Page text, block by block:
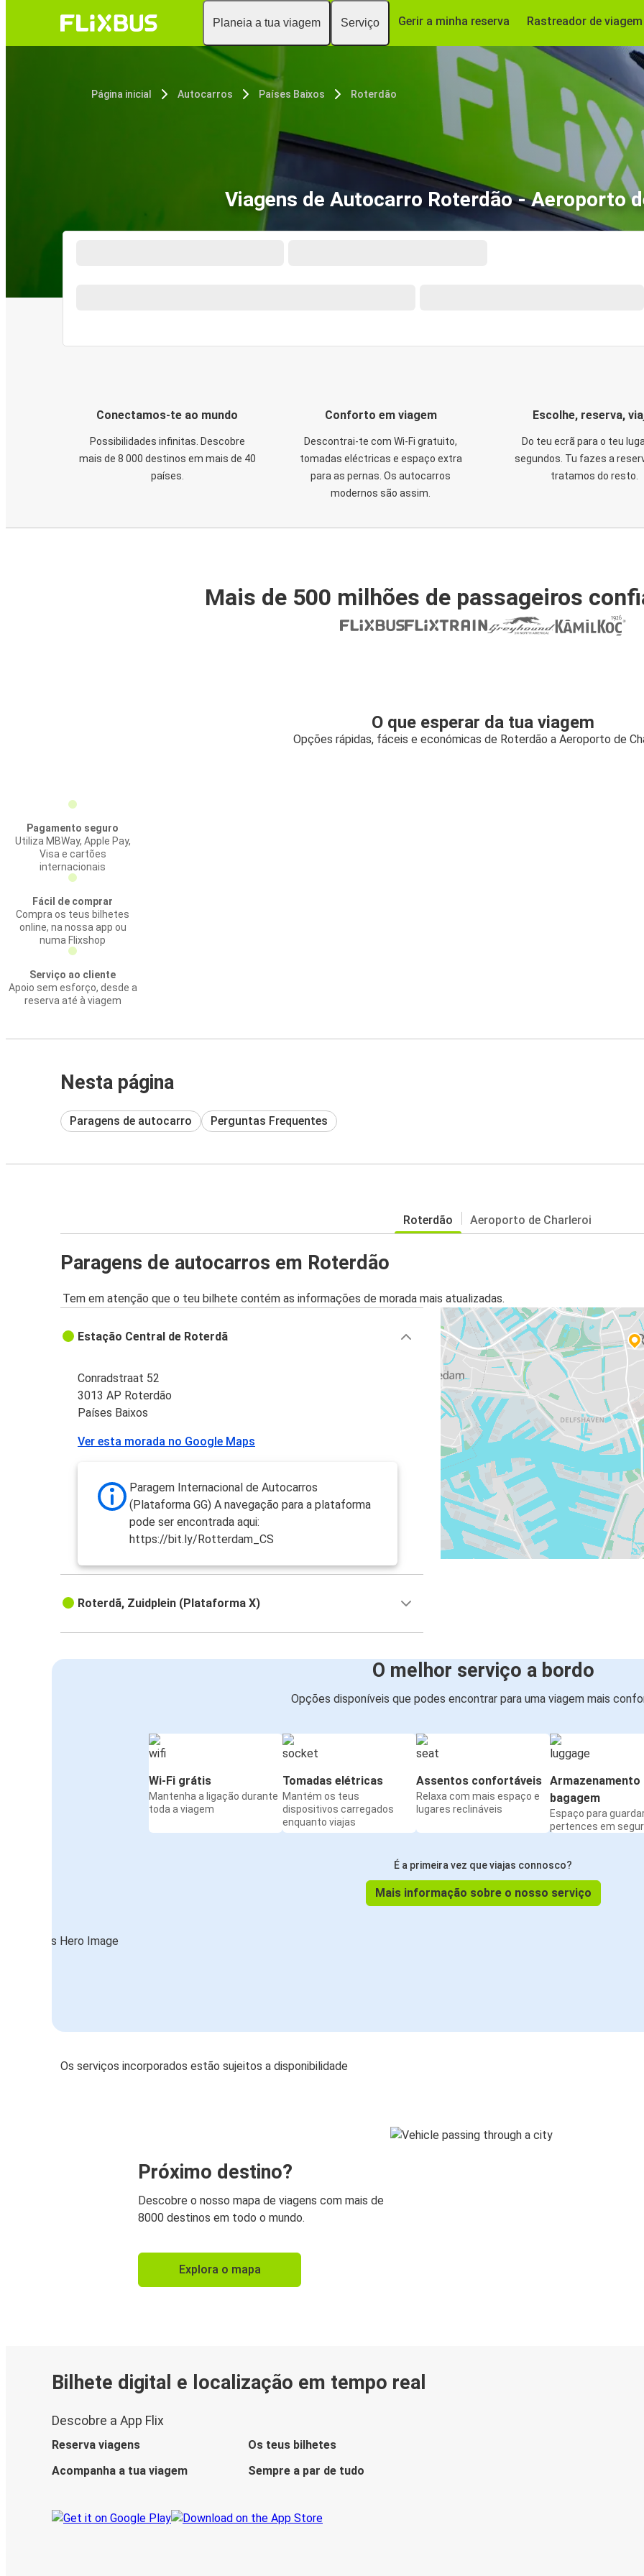
Planeia a tua viagem Serviço Gerir a minha reserva Rastreador de viagem
Página inicial Autocarros Países Baixos Roterdão
Viagens de Autocarro Roterdão - Aeroporto
Conectamos-te ao mundo
Possibilidades infinitas. Descobre
mais de 8 000 destinos em mais de 40
países.
Conforto em viagem
Descontrai-te com Wi-Fi gratuito,
tomadas eléctricas e espaço extra
para as pernas. Os autocarros
modernos são assim.
Escolhe, reserva,
Do teu ecrã para o teu
segundos. Tu fazes a
tratamos do resto.
Mais de 500 milhões de passageiros
O que esperar da tua viagem
Opções rápidas, fáceis e económicas de Roterdão a Aeroporto de
Pagamento seguro
Utiliza MBWay, Apple Pay,
Visa e cartões
internacionais
Fácil de comprar
Compra os teus bilhetes
online, na nossa app ou
numa Flixshop
Serviço ao cliente
Apoio sem esforço, desde a
reserva até à viagem
Nesta página
Paragens de autocarro Perguntas Frequentes
Roterdão Aeroporto de Charleroi
Paragens de autocarros em Roterdão
Tem em atenção que o teu bilhete contém as informações de morada mais atualizadas.
Estação Central de Roterdã
Conradstraat 52
3013 AP Roterdão
Países Baixos
Ver esta morada no Google Maps
Paragem Internacional de Autocarros
(Plataforma GG) A navegação para a plataforma
pode ser encontrada aqui:
https://bit.ly/Rotterdam_CS
Roterdã, Zuidplein (Plataforma X)
O melhor serviço a bordo
Opções disponíveis que podes encontrar para uma viagem mais
Wi-Fi grátis
Mantenha a ligação durante
toda a viagem
Tomadas elétricas
Mantém os teus
dispositivos carregados
enquanto viajas
Assentos confortáveis
Relaxa com mais espaço e
lugares reclináveis
Armazenamento
bagagem
Espaço para
pertences em
É a primeira vez que viajas connosco?
Mais informação sobre o nosso serviço
Os serviços incorporados estão sujeitos a disponibilidade
Próximo destino?
Descobre o nosso mapa de viagens com mais de
8000 destinos em todo o mundo.
Explora o mapa
Bilhete digital e localização em tempo real
Descobre a App Flix
Reserva viagens
Os teus bilhetes
Acompanha a tua viagem
Sempre a par de tudo